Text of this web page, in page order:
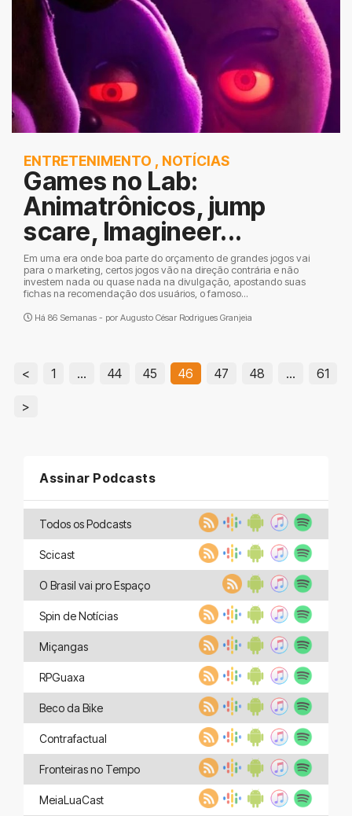
ENTRETENIMENTO , NOTÍCIAS
Games no Lab:
Animatrônicos, jump
scare, Imagineer...
Em uma era onde boa parte do orçamento de grandes jogos vai
para o marketing, certos jogos vão na direção contrária e não
investem nada ou quase nada na divulgação, apostando suas
fichas na recomendação dos usuários, o famoso...
Há 86 Semanas - por Augusto César Rodrigues Granjeia
< 1 … 44 45 46 47 48 … 61
>
Assinar Podcasts
Todos os Podcasts
Scicast
O Brasil vai pro Espaço
Spin de Notícias
Miçangas
RPGuaxa
Beco da Bike
Contrafactual
Fronteiras no Tempo
MeiaLuaCast